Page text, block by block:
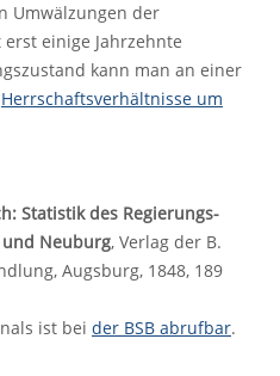
Umwälzungen der
einige Jahrzehnte
kann man an einer
Herrschaftsverhältnisse um
Statistik des Regierungs-
und Neuburg, Verlag der B.
Augsburg, 1848, 189
ist bei der BSB abrufbar.